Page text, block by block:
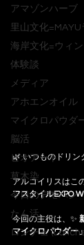
アマゾンハーブ
里山文化
海岸文化=ウィ
体験談
メディア
アホエンオイル
マイクロパウダ
脳活
ビオアート
草木染
今日のデモハン
たん活
ロンチェ
🌿 いつものドリン
アルコイリスはこ
フスタイルEXPO
今回の主役は、✨
マイクロパウダー